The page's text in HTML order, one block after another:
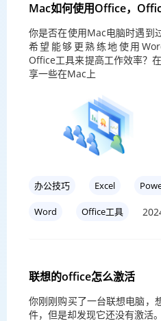
Mac如何使用Office，
你是否在使用Mac电脑时遇到
希望能够更熟练地使用
Office工具来提高工作效率？
享一些在Mac上
办公技巧 Excel
Word Office工具
联想的office怎么激活
你刚刚购买了一台联想电脑，
件，但是却发现它还没有激活